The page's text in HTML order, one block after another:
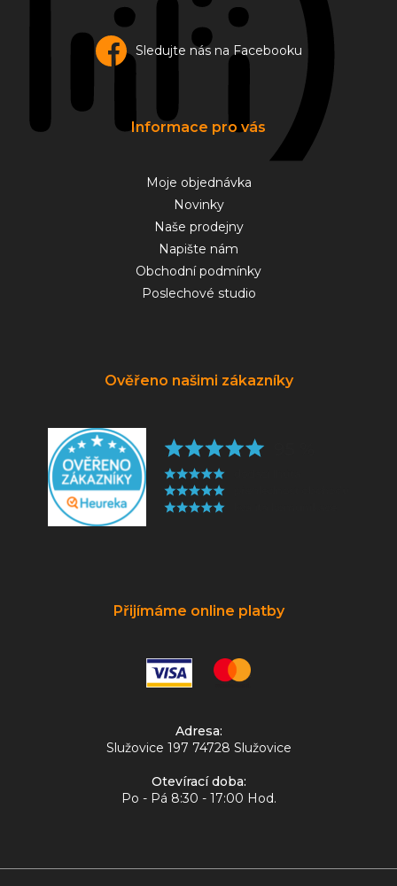
Sledujte nás na Facebooku
Informace pro vás
Moje objednávka
Novinky
Naše prodejny
Napište nám
Obchodní podmínky
Poslechové studio
Ověřeno našimi zákazníky
Přijímáme online platby
Adresa:
Služovice 197 74728 Služovice
Otevírací doba:
Po - Pá 8:30 - 17:00 Hod.